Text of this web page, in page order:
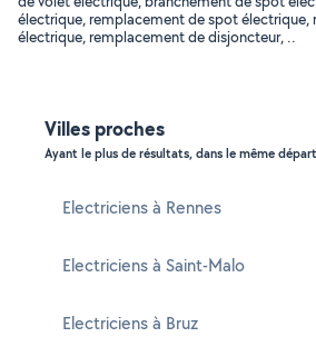
électrique, remplacement de spot
électrique, remplacement de disjoncteur, ..
Villes proches
Ayant le plus de résultats, dans le même
Electriciens à Rennes
Electriciens à Saint-Malo
Electriciens à Bruz